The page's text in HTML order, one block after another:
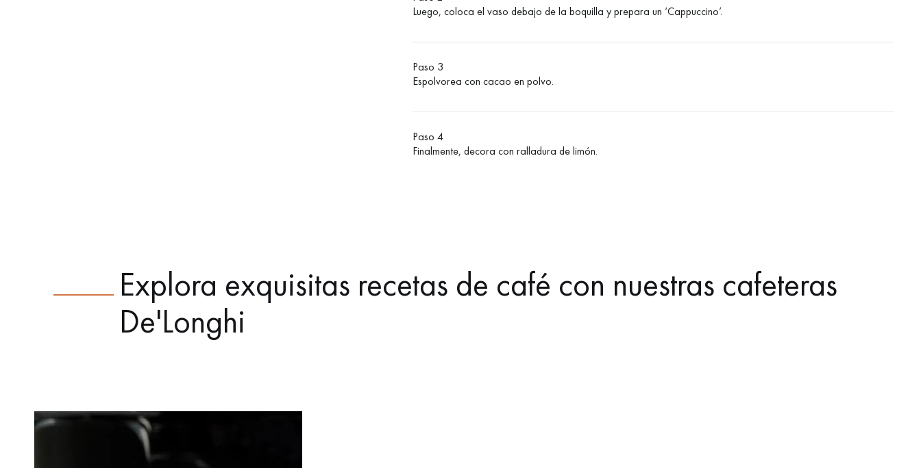
Luego, coloca el vaso debajo de la boquilla y prepara un ‘Cappuccino’.
Paso 3
Espolvorea con cacao en polvo.
Paso 4
Finalmente, decora con ralladura de limón.
Explora exquisitas recetas de café con nuestras cafeteras
De'Longhi